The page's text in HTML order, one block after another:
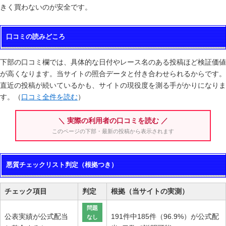
きく買わないのが安全です。
口コミの読みどころ
下部の口コミ欄では、具体的な日付やレース名のある投稿ほど検証価値
が高くなります。当サイトの照合データと付き合わせられるからです。
直近の投稿が続いているかも、サイトの現役度を測る手がかりになりま
す。（口コミ全件を読む）
＼ 実際の利用者の口コミを読む ／
このページの下部・最新の投稿から表示されます
悪質チェックリスト判定（根拠つき）
チェック項目 判定 根拠（当サイトの実測）
公表実績が公式配当
問題
なし
191件中185件（96.9%）が公式配